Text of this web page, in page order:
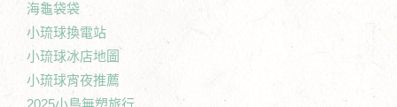
海龜袋袋
小琉球換電站
小琉球冰店地圖
小琉球宵夜推薦
2025小島無塑旅行